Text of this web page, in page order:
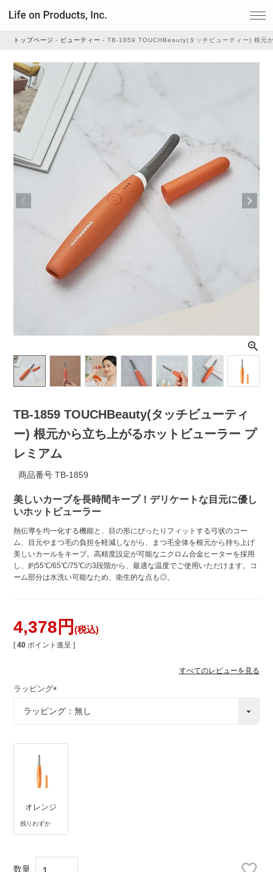
家電
家事・生活雑貨
ルームフレグランス
デジタル雑貨
ライト・シーリングファン
アウトレット
トップページ ビューティー TB-1859 TOUCHBeauty(タッチビューティー) 根元
TB-1859 TOUCHBeauty(タッチビューティ
ー) 根元から立ち上がるホットビューラー プ
レミアム
商品番号 TB-1859
美しいカーブを長時間キープ！デリケートな目元に優し
いホットビューラー
熱伝導を均一化する機能と、目の形にぴったりフィットする弓状のコー
ム、目元やまつ毛の負担を軽減しながら、まつ毛全体を根元から持ち上げ
美しいカールをキープ。高精度設定が可能なニクロム合金ヒーターを採用
し、約55℃/65℃/75℃の3段階から、最適な温度でご使用いただけます。コ
ーム部分は水洗い可能なため、衛生的な点も◎。
4,378 税込
[ 40 ポイント進呈 ]
すべてのレビューを見る
ラッピング
必
オレンジ
残りわずか